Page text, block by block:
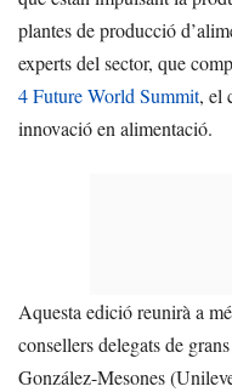
plantes de producció
experts del sector, que
4 Future World Summit, el
innovació en alimentació.
Aquesta edició reunirà a
consellers delegats de
González-Mesones